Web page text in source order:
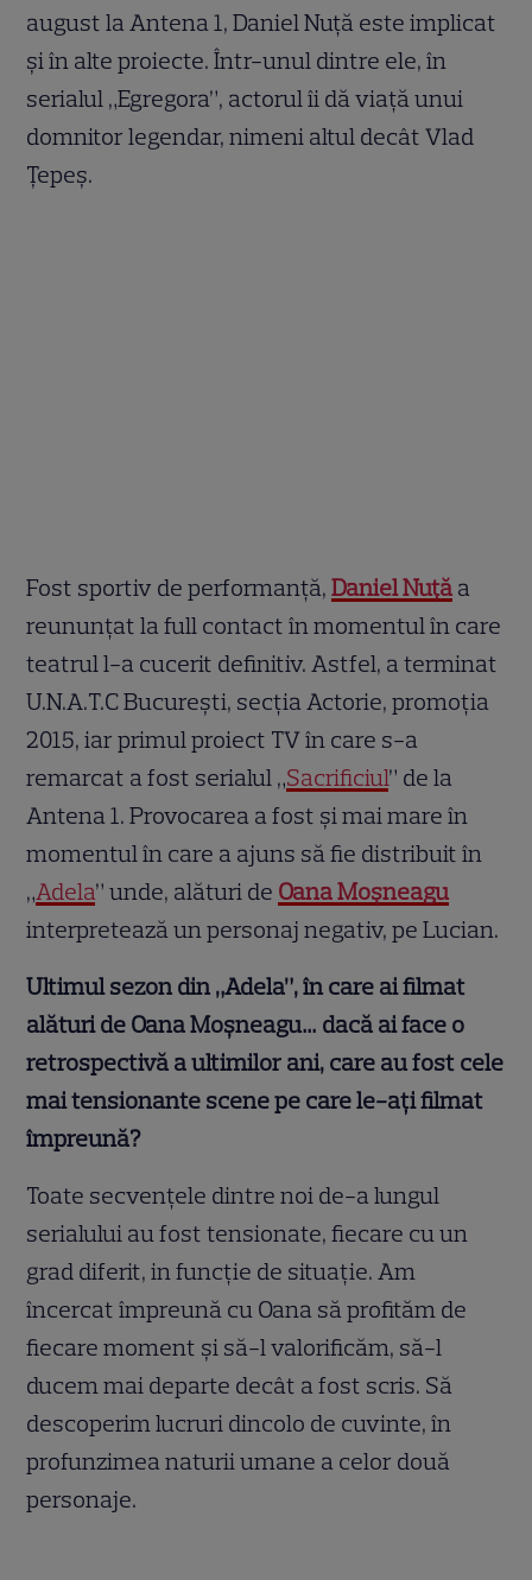
august la Antena 1, Daniel Nuță este implicat
și în alte proiecte. Într-unul dintre ele, în
serialul „Egregora”, actorul îi dă viață unui
domnitor legendar, nimeni altul decât Vlad
Țepeș.
Fost sportiv de performanță,Daniel Nuță a
reununțat la full contact în momentul în care
teatrul l-a cucerit definitiv. Astfel, a terminat
U.N.A.T.C București, secția Actorie, promoția
2015, iar primul proiect TV în care s-a
remarcat a fost serialul „Sacrificiul” de la
Antena 1. Provocarea a fost și mai mare în
momentul în care a ajuns să fie distribuit în
„Adela” unde, alături de Oana Moșneagu
interpretează un personaj negativ, pe Lucian.
Ultimul sezon din „Adela”, în care ai filmat
alături de Oana Moșneagu… dacă ai face o
retrospectivă a ultimilor ani, care au fost cele
mai tensionante scene pe care le-ați filmat
împreună?
Toate secvențele dintre noi de-a lungul
serialului au fost tensionate, fiecare cu un
grad diferit, in funcție de situație. Am
încercat împreună cu Oana să profităm de
fiecare moment și să-l valorificăm, să-l
ducem mai departe decât a fost scris. Să
descoperim lucruri dincolo de cuvinte, în
profunzimea naturii umane a celor două
personaje.